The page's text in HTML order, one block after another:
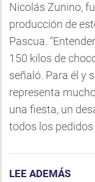
Nicolás Zunino,
producción de
Pascua.
150 kilos de
señaló. Para él y
representa
una fiesta, un
todos los pedidos
LEE ADEMÁS